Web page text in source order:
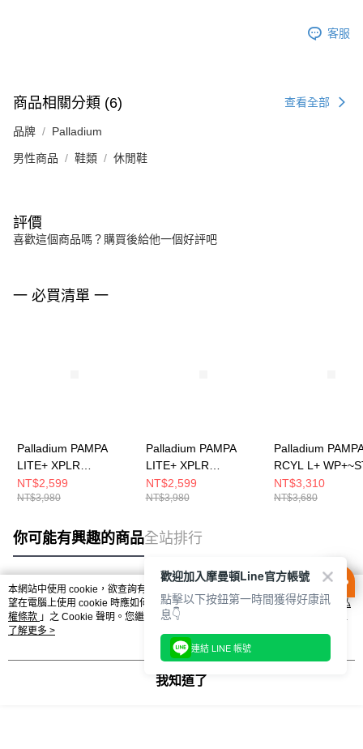
客服
商品相關分類 (6) 查看全部
品牌 Palladium
男性商品 鞋類 休閒鞋
評價
喜歡這個商品嗎？購買後給他一個好評吧
一 必買清單 一
Palladium PAMPA
LITE+ XPLR
WP+~BLACK 男女 休
閒鞋 74383008
NT$2,599
NT$3,980
Palladium PAMPA
LITE+ XPLR
WP+~NATURAL
GREY 男女 休閒鞋
NT$2,599
NT$3,980
Palladium
RCYL L+
WHITE 男女 休
78848116
NT$3,310
NT$3,680
你可能有興趣的商品全站排行
熱門標籤
本網站中使用 cookie，欲查詢有關本網站使用 cookie 方式之詳情，及若您不希
望在電腦上使用 cookie 時應如何變更電腦的 cookie 設定，請參閱本網站「
隱私
權條款 」之 Cookie 聲明。您繼續使用本網站即表示您同意本公司得按本網站使
用條款之 Cookie 聲明使用 cookie。
了解更多 >
我知道了
歡迎加入摩曼頓Line官方帳號
點擊以下按鈕第一時間獲得好康訊
息👇
連結 LINE 帳號